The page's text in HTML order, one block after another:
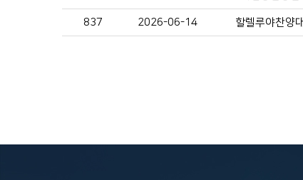
837 2026-06-14 할렐루야찬양대